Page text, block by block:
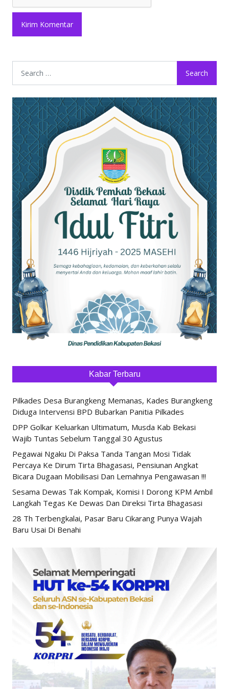
Kabar Terbaru
Pilkades Desa Burangkeng Memanas, Kades Burangkeng
Diduga Intervensi BPD Bubarkan Panitia Pilkades
DPP Golkar Keluarkan Ultimatum, Musda Kab Bekasi
Wajib Tuntas Sebelum Tanggal 30 Agustus
Pegawai Ngaku Di Paksa Tanda Tangan Mosi Tidak
Percaya Ke Dirum Tirta Bhagasasi, Pensiunan Angkat
Bicara Dugaan Mobilisasi Dan Lemahnya Pengawasan !!!
Sesama Dewas Tak Kompak, Komisi I Dorong KPM Ambil
Langkah Tegas Ke Dewas Dan Direksi Tirta Bhagasasi
28 Th Terbengkalai, Pasar Baru Cikarang Punya Wajah
Baru Usai Di Benahi